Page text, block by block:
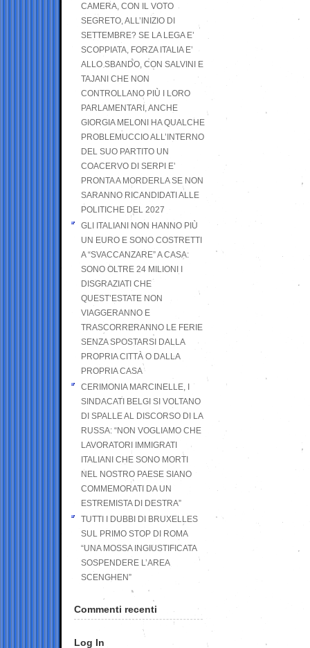
CAMERA, CON IL VOTO
SEGRETO, ALL’INIZIO DI
SETTEMBRE? SE LA LEGA E’
SCOPPIATA, FORZA ITALIA E’
ALLO SBANDO, CON SALVINI E
TAJANI CHE NON
CONTROLLANO PIÙ I LORO
PARLAMENTARI, ANCHE
GIORGIA MELONI HA QUALCHE
PROBLEMUCCIO ALL’INTERNO
DEL SUO PARTITO UN
COACERVO DI SERPI E’
PRONTA A MORDERLA SE NON
SARANNO RICANDIDATI ALLE
POLITICHE DEL 2027
GLI ITALIANI NON HANNO PIÙ
UN EURO E SONO COSTRETTI
A “SVACCANZARE” A CASA:
SONO OLTRE 24 MILIONI I
DISGRAZIATI CHE
QUEST’ESTATE NON
VIAGGERANNO E
TRASCORRERANNO LE FERIE
SENZA SPOSTARSI DALLA
PROPRIA CITTÀ O DALLA
PROPRIA CASA
CERIMONIA MARCINELLE, I
SINDACATI BELGI SI VOLTANO
DI SPALLE AL DISCORSO DI LA
RUSSA: “NON VOGLIAMO CHE
LAVORATORI IMMIGRATI
ITALIANI CHE SONO MORTI
NEL NOSTRO PAESE SIANO
COMMEMORATI DA UN
ESTREMISTA DI DESTRA”
TUTTI I DUBBI DI BRUXELLES
SUL PRIMO STOP DI ROMA
“UNA MOSSA INGIUSTIFICATA
SOSPENDERE L’AREA
SCENGHEN”
Commenti recenti
Log In